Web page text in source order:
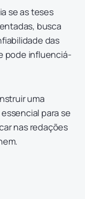
se as teses
busca
das
pode influenciá-
uma
para se
nas redações